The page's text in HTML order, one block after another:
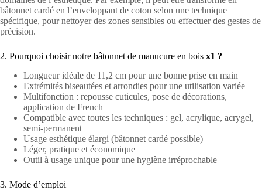
bâtonnet cardé en l’enveloppant de coton selon une technique
spécifique, pour nettoyer des zones sensibles ou effectuer des gestes de
précision.
2. Pourquoi choisir notre bâtonnet de manucure en bois x1 ?
Longueur idéale de 11,2 cm pour une bonne prise en main
Extrémités biseautées et arrondies pour une utilisation variée
Multifonction : repousse cuticules, pose de décorations,
application de French
Compatible avec toutes les techniques : gel, acrylique, acrygel,
semi-permanent
Usage esthétique élargi (bâtonnet cardé possible)
Léger, pratique et économique
Outil à usage unique pour une hygiène irréprochable
3. Mode d’emploi